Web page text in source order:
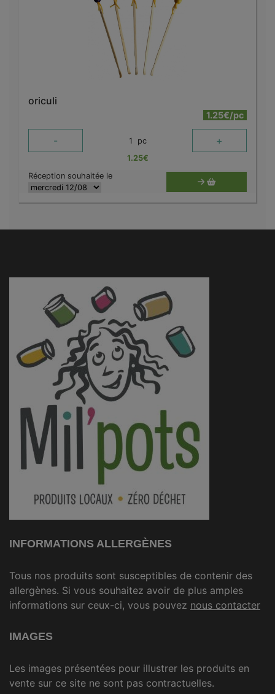
oriculi
1.25€/pc
- 1 pc +
1.25€
Réception souhaitée le
INFORMATIONS ALLERGÈNES
Tous nos produits sont susceptibles de contenir des
allergènes. Si vous souhaitez avoir de plus amples
informations sur ceux-ci, vous pouvez nous contacter
IMAGES
Les images présentées pour illustrer les produits en
vente sur ce site ne sont pas contractuelles.